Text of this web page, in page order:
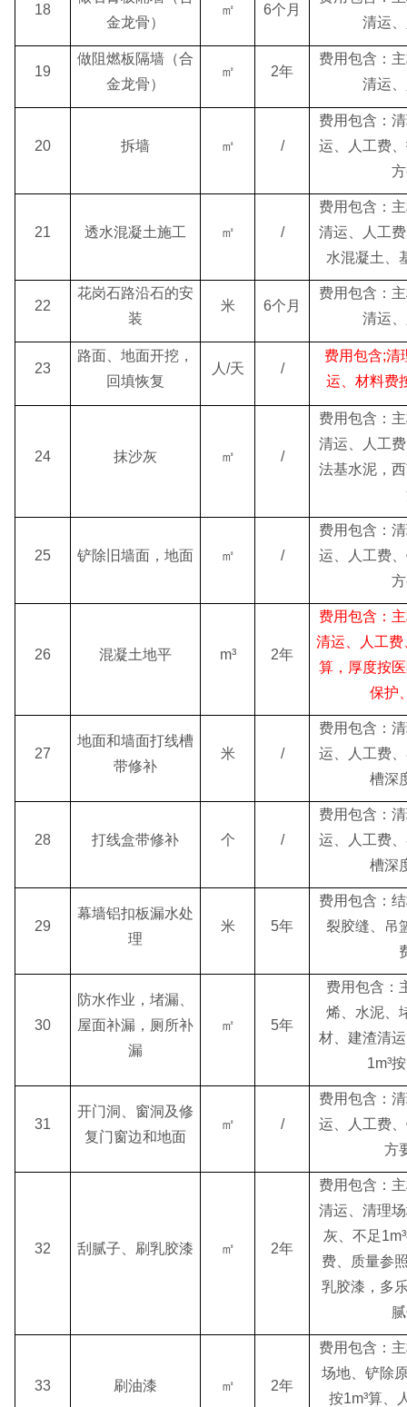
18
金龙骨）
㎡ 6个月
清运
19
做阻燃板隔墙（合
金龙骨）
㎡ 2年
费用包含：
清运
20 拆墙 ㎡ /
费用包含：
运、人工费
21 透水混凝土施工 ㎡ /
费用包含：
清运、人工
水混凝土、
22
花岗石路沿石的安
装
米 6个月
费用包含：
清运
23
路面、地面开挖，
回填恢复
人/天 /
费用包含;清
运、材料费
24 抹沙灰 ㎡ /
费用包含：
清运、人工
法基水泥，
25 铲除旧墙面，地面 ㎡ /
费用包含：
运、人工费
26 混凝土地平 m³ 2年
费用包含：
清运、人工
算，厚度按
保护
27
地面和墙面打线槽
带修补
米 /
费用包含：
运、人工费
槽深
28 打线盒带修补 个 /
费用包含：
运、人工费
槽深
29
幕墙铝扣板漏水处
理
米 5年
费用包含：
裂胶缝、吊
30
防水作业，堵漏、
屋面补漏，厕所补
漏
㎡ 5年
费用包含：
烯、水泥、
材、建渣清
1m³
31
开门洞、窗洞及修
复门窗边和地面
㎡ /
费用包含：
运、人工费
方
32 刮腻子、刷乳胶漆 ㎡ 2年
费用包含：
清运、清理
灰、不足1m³
费、质量参
乳胶漆，多
33 刷油漆 ㎡ 2年
费用包含：
场地、铲除
按1m³算、